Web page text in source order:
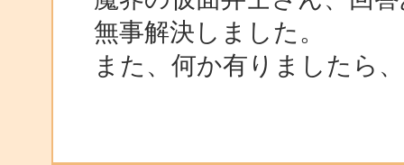
無事解決しました。
また、何か有りましたら